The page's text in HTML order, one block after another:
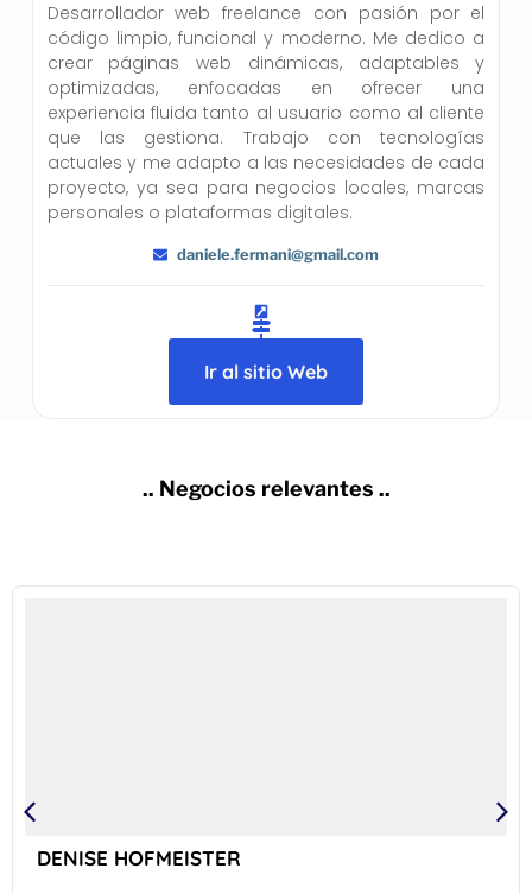
Desarrollador web freelance con pasión por el
código limpio, funcional y moderno. Me dedico a
crear páginas web dinámicas, adaptables y
optimizadas, enfocadas en ofrecer una
experiencia fluida tanto al usuario como al cliente
que las gestiona. Trabajo con tecnologías
actuales y me adapto a las necesidades de cada
proyecto, ya sea para negocios locales, marcas
personales o plataformas digitales.
daniele.fermani@gmail.com
Ir al sitio Web
.. Negocios relevantes ..
DENISE HOFMEISTER